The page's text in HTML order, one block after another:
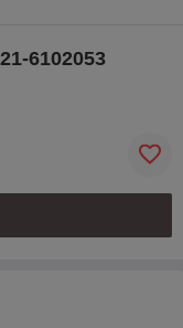
6102053